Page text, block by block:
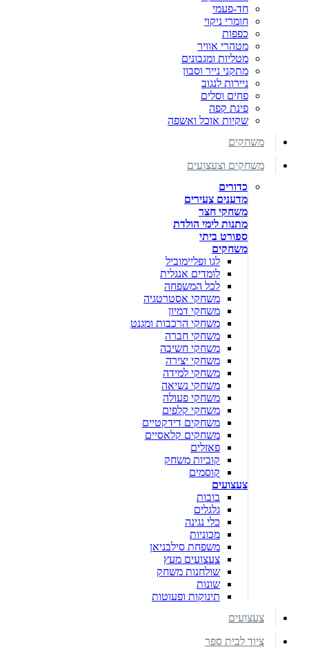
חד-פעמי
חומרי ניקוי
כפפות
מטהרי אוויר
מטליות ומגבונים
מתקני נייר וסבון
ניירות לנגוב
פחים וסלים
פינת קפה
שקיות אוכל ואשפה
משחקים
משחקים וצעצועים
כדורים
מדענים צעירים
משחקי חצר
מתנות לימי הולדת
ספורט ביתי
משחקים
לגו ופליימוביל
לומדים אנגלית
לכל המשפחה
משחקי אסטרטגיה
משחקי דמיון
משחקי הרכבות ומגנט
משחקי חברה
משחקי חשיבה
משחקי יצירה
משחקי למידה
משחקי נשיאה
משחקי פעולה
משחקי קלפים
משחקים דידקטיים
משחקים קלאסיים
פאזלים
קוביות משחק
קוסמים
צעצועים
בובות
גלגלים
כלי נגינה
מכוניות
משפחת סילבניאן
צעצועים מעץ
שולחנות משחק
שונות
תינוקות ופעוטות
צעצועים
ציוד לבית ספר